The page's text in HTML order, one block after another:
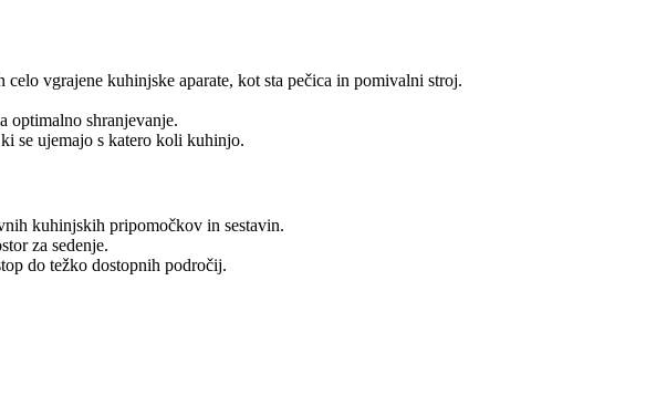
vgrajene kuhinjske aparate, kot sta pečica in pomivalni stroj.
optimalno shranjevanje.
se ujemajo s katero koli kuhinjo.
kuhinjskih pripomočkov in sestavin.
za sedenje.
do težko dostopnih področij.